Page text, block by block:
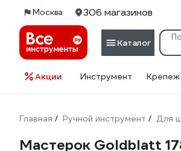
Москва 306 магазинов
Каталог
Акции Инструмент Крепеж
Главная / Ручной инструмент / Для
Мастерок Goldblatt